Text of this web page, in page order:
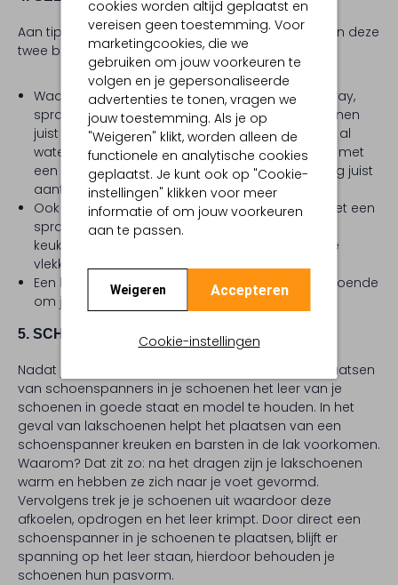
cookies worden altijd geplaatst en
vereisen geen toestemming. Voor
marketingcookies, die we
gebruiken om jouw voorkeuren te
volgen en je gepersonaliseerde
advertenties te tonen, vragen we
jouw toestemming. Als je op
"Weigeren" klikt, worden alleen de
functionele en analytische cookies
geplaatst. Je kunt ook op "Cookie-
instellingen" klikken voor meer
informatie of om jouw voorkeuren
aan te passen.
Weigeren Accepteren
Cookie-instellingen
Aan tip 3 voegen we voor de zekerheid ook meteen deze
twee belangrijke afraders toe:
Waar ons motto normaal gesproken ‘spray, spray,
spray’ is, mag je dit advies wat betreft lakschoenen
juist vergeten. De coating van je lakschoenen is al
waterdicht. Door je lakschoenen te behandelen met
een impregneerspray kun je de waterdichte laag juist
aantasten.
Ook kan het behandelen van je lakschoenen met een
spray, gewone schoensmeer of huis-, tuin- en
keukenmiddelen zoals slaolie, zorgen voor doffe
vlekken op de glanzende laklaag.
Een behandeling met de kleurloze lakolie is voldoende
om je lakschoenen optimaal te beschermen.
5. SCHOENSPANNERS
Nadat je je schoenen gedragen hebt, helpt het plaatsen
van schoenspanners in je schoenen het leer van je
schoenen in goede staat en model te houden. In het
geval van lakschoenen helpt het plaatsen van een
schoenspanner kreuken en barsten in de lak voorkomen.
Waarom? Dat zit zo: na het dragen zijn je lakschoenen
warm en hebben ze zich naar je voet gevormd.
Vervolgens trek je je schoenen uit waardoor deze
afkoelen, opdrogen en het leer krimpt. Door direct een
schoenspanner in je schoenen te plaatsen, blijft er
spanning op het leer staan, hierdoor behouden je
schoenen hun pasvorm.